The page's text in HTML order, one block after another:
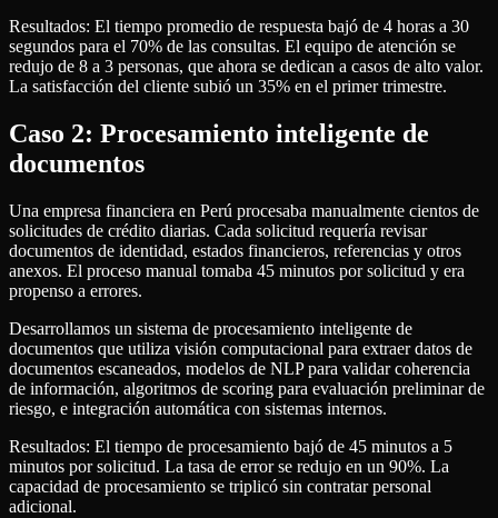
Resultados: El tiempo promedio de respuesta bajó de 4 horas a 30
segundos para el 70% de las consultas. El equipo de atención se
redujo de 8 a 3 personas, que ahora se dedican a casos de alto valor.
La satisfacción del cliente subió un 35% en el primer trimestre.
Caso 2: Procesamiento inteligente de
documentos
Una empresa financiera en Perú procesaba manualmente cientos de
solicitudes de crédito diarias. Cada solicitud requería revisar
documentos de identidad, estados financieros, referencias y otros
anexos. El proceso manual tomaba 45 minutos por solicitud y era
propenso a errores.
Desarrollamos un sistema de procesamiento inteligente de
documentos que utiliza visión computacional para extraer datos de
documentos escaneados, modelos de NLP para validar coherencia
de información, algoritmos de scoring para evaluación preliminar de
riesgo, e integración automática con sistemas internos.
Resultados: El tiempo de procesamiento bajó de 45 minutos a 5
minutos por solicitud. La tasa de error se redujo en un 90%. La
capacidad de procesamiento se triplicó sin contratar personal
adicional.